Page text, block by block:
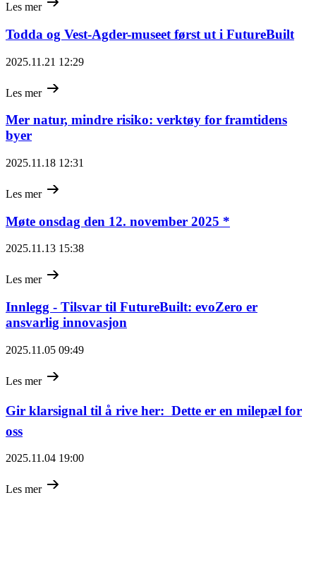
Les mer
Todda og Vest-Agder-museet først ut i FutureBuilt
2025.11.21 12:29
Les mer
Mer natur, mindre risiko: verktøy for framtidens
byer
2025.11.18 12:31
Les mer
Møte onsdag den 12. november 2025 *
2025.11.13 15:38
Les mer
Innlegg - Tilsvar til FutureBuilt: evoZero er
ansvarlig innovasjon
2025.11.05 09:49
Les mer
Gir klarsignal til å rive her:  Dette er en milepæl for
oss
2025.11.04 19:00
Les mer